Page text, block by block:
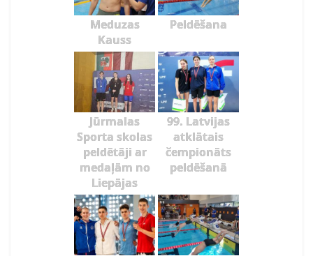
Meduzas
Kauss
Peldēšana
Jūrmalas
Sporta skolas
peldētāji ar
medaļām no
Liepājas
99. Latvijas
atklātais
čempionāts
peldēšanā